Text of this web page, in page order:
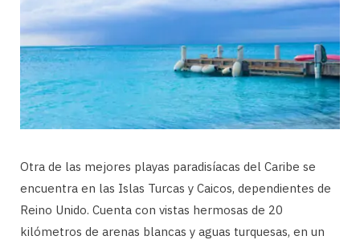
Otra de las mejores playas paradisíacas del Caribe se
encuentra en las Islas Turcas y Caicos, dependientes de
Reino Unido. Cuenta con vistas hermosas de 20
kilómetros de arenas blancas y aguas turquesas, en un